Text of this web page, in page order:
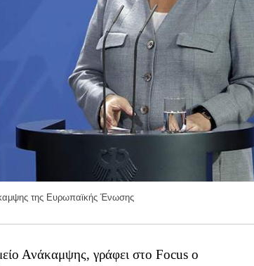
της Ευρωπαϊκής Ένωσης
Ανάκαμψης, γράφει στο Focus ο